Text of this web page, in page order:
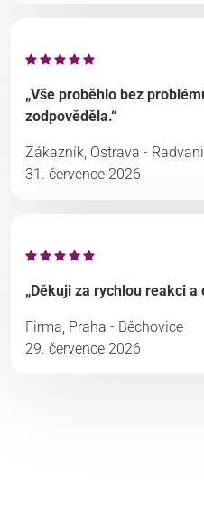
„Vše proběhlo bez
zodpověděla.“
Zákazník, Ostrava -
31. července 2026
„Děkuji za rychlou reakci a
Firma, Praha - Běchovice
29. července 2026